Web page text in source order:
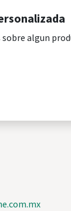
sobre algun